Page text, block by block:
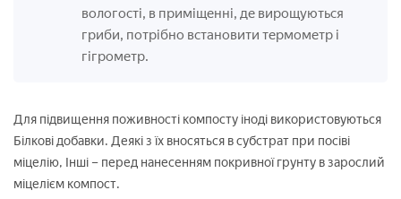
вологості, в приміщенні, де вирощуються
гриби, потрібно встановити термометр і
гігрометр.
Для підвищення поживності компосту іноді використовуються
Білкові добавки. Деякі з їх вносяться в субстрат при посіві
міцелію, Інші – перед нанесенням покривної грунту в зарослий
міцелієм компост.